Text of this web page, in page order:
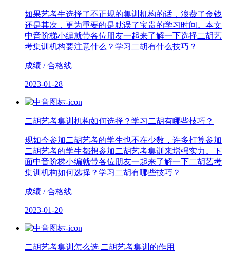
如果艺考生选择了不正规的集训机构的话，浪费了金钱
还是其次，更为重要的是耽误了宝贵的学习时间。本文
中音阶梯小编就带各位朋友一起来了解一下选择二胡艺
考集训机构要注意什么？学习二胡有什么技巧？
成绩 / 合格线
2023-01-28
二胡艺考集训机构如何选择？学习二胡有哪些技巧？
现如今参加二胡艺考的学生也不在少数，许多打算参加
二胡艺考的学生都想参加二胡艺考集训来增强实力。下
面中音阶梯小编就带各位朋友一起来了解一下二胡艺考
集训机构如何选择？学习二胡有哪些技巧？
成绩 / 合格线
2023-01-20
二胡艺考集训怎么选 二胡艺考集训的作用